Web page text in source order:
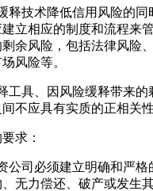
释技术降低信用风险的同
立相应的制度和流程来
余风险，包括法律风险、
风险等。
工具、因风险缓释带来的
不应具有实质的正相关性
求：
公司必须建立明确和严格
无力偿还、破产或发生